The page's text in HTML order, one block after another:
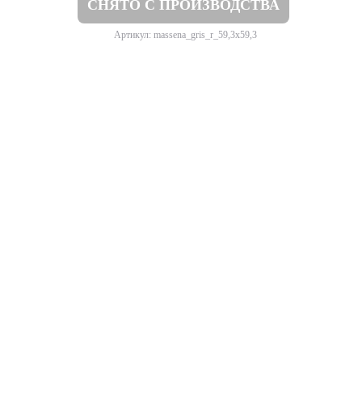
СНЯТО С ПРОИЗВОДСТВА
Артикул: massena_gris_r_59,3x59,3